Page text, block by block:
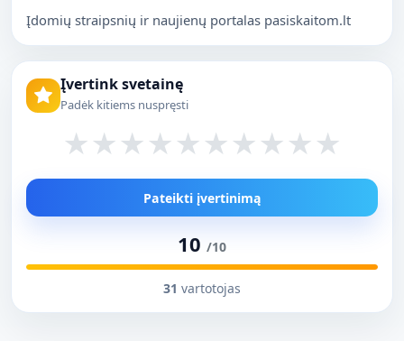
Įdomių straipsnių ir naujienų portalas pasiskaitom.lt
Įvertink svetainę
Padėk kitiems nuspręsti
★★★★★★★★★★
Pateikti įvertinimą
10 /10
31 vartotojas